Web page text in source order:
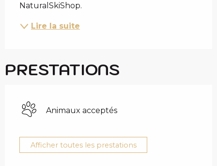
NaturalSkiShop.
Lire la suite
PRESTATIONS
Animaux acceptés
Afficher toutes les prestations